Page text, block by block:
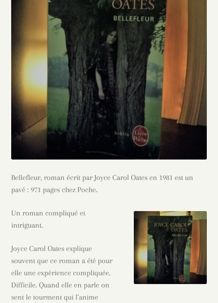
Bellefleur, roman écrit par Joyce Carol Oates en 1981 est un
pavé : 971 pages chez Poche.
Un roman compliqué et
intriguant.
Joyce Carol Oates explique
souvent que ce roman a été pour
elle une expérience compliquée.
Difficile. Quand elle en parle on
sent le tourment qui l’anime